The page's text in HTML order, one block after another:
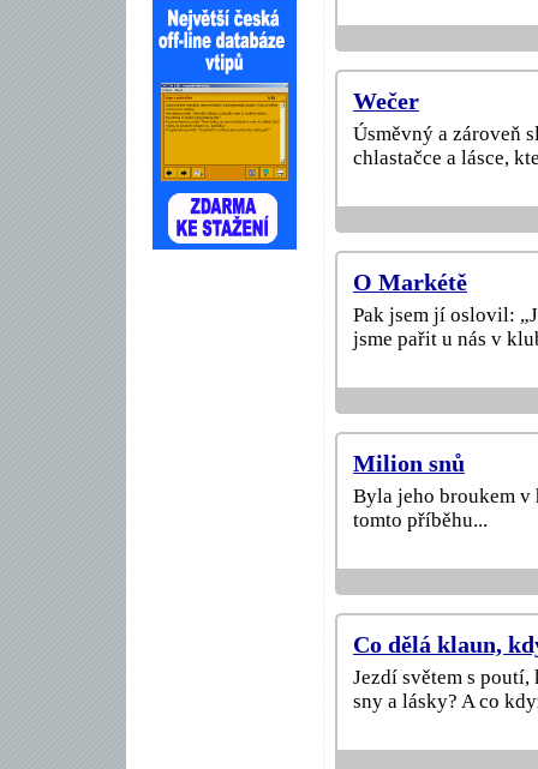
Wečer
Úsměvný a zároveň
chlastačce a lásce,
O Markétě
Pak jsem jí oslovil:
jsme pařit u nás v
Milion snů
Byla jeho broukem v
tomto příběhu...
Co dělá klaun,
Jezdí světem s
sny a lásky? A co